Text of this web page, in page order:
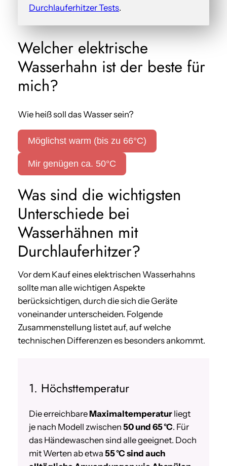
Durchlauferhitzer Tests.
Welcher elektrische
Wasserhahn ist der beste für
mich?
Wie heiß soll das Wasser sein?
Möglichst warm (bis zu 66°C)
Mir genügen ca. 50°C
Was sind die wichtigsten
Unterschiede bei
Wasserhähnen mit
Durchlauferhitzer?
Vor dem Kauf eines elektrischen Wasserhahns
sollte man alle wichtigen Aspekte
berücksichtigen, durch die sich die Geräte
voneinander unterscheiden. Folgende
Zusammenstellung listet auf, auf welche
technischen Differenzen es besonders ankommt.
1. Höchsttemperatur
Die erreichbareMaximaltemperatur liegt
je nach Modell zwischen50 und 65 °C. Für
das Händewaschen sind alle geeignet. Doch
mit Werten ab etwa55 °C sind auch